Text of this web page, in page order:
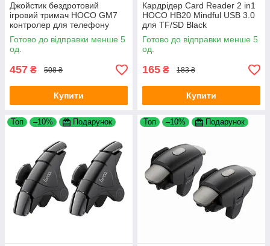
Джойстик бездротовий
ігровий тримач HOCO GM7
контролер для телефону
Black
Готово до відправки менше 5
од.
457 ₴ 508 ₴
Купити
Кардрідер Card Reader 2 in1
HOCO HB20 Mindful USB 3.0
для TF/SD Black
Готово до відправки менше 5
од.
165 ₴ 183 ₴
Купити
Топ –10% Подарунок Топ –10% Подарунок